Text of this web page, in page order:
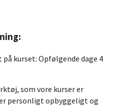
på kurset: Opfølgende dage 4
som vore kurser er
personligt opbyggeligt og